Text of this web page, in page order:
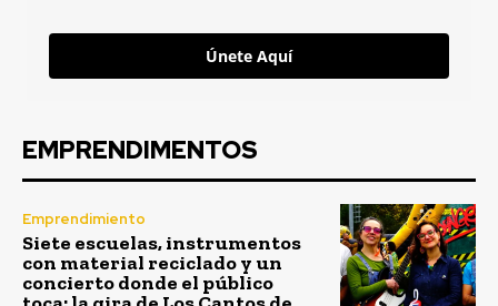
Únete Aquí
EMPRENDIMENTOS
Emprendimiento
Siete escuelas, instrumentos
con material reciclado y un
concierto donde el público